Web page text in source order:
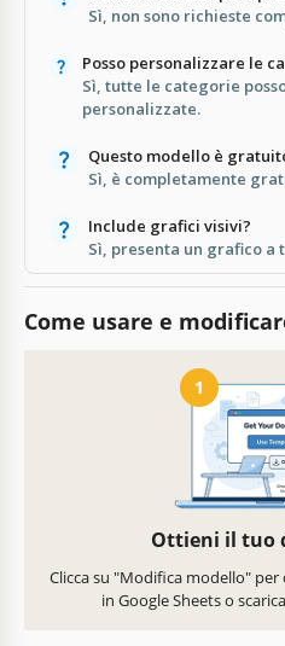
Sì, non sono richieste
Posso personalizzare le
Sì, tutte le categorie
personalizzate.
Questo modello è
Sì, è completamente
Include grafici visivi?
Sì, presenta un grafico a
Come usare e
1
Ottieni il tuo
Clicca su "Modifica modello"
in Google Sheets o